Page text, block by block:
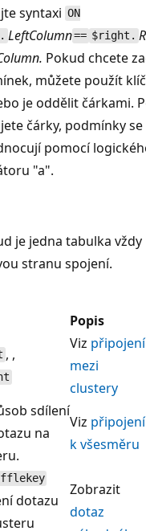
syntaxi ON
LeftColumn== $right.
Pokud chcete
můžete použít
je oddělit čárkami.
čárky, podmínky se
pomocí
"a".
je jedna tabulka vždy
stranu spojení.
Popis
, ,
Viz připojení
mezi
clustery
sdílení
na
Viz připojení
k všesměru
dotazu
Zobrazit
dotaz